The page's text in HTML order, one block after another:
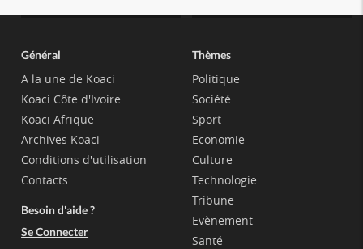
Général
A la une de Koaci
Koaci Côte d'Ivoire
Koaci Afrique
Archives Koaci
Conditions d'utilisation
Contacts
Besoin d'aide ?
Se Connecter
Thèmes
Politique
Société
Sport
Economie
Culture
Technologie
Tribune
Evènement
Santé